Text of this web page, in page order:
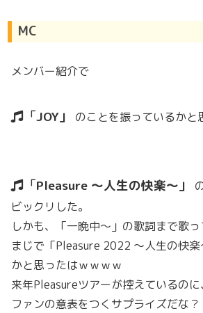
MC
メンバー紹介で
JOY のことを振っているかと
Pleasure 〜人生の快楽〜
ビックリした。
しかも、「一晩中～」の歌詞まで歌っ
まじで「Pleasure 2022 〜人生の快
かと思ったはｗｗｗｗ
来年Pleasureツアーが控えているのに
ファンの意表をつくサプライズだな